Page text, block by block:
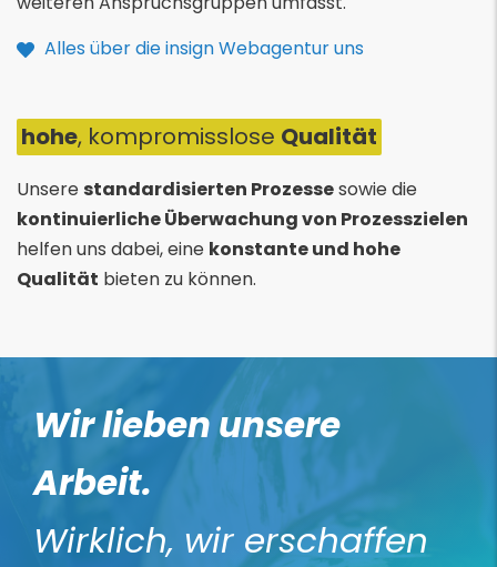
Alles über die insign Webagentur uns
hohe, kompromisslose Qualität
Unsere standardisierten Prozessesowie die
kontinuierliche Überwachung von Prozesszielen
helfen uns dabei, eine konstante und hohe
Qualität bieten zu können.
Wir lieben unsere
Arbeit.
Wirklich, wir erschaffen